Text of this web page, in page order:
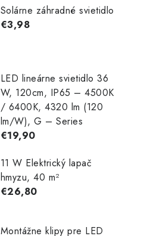
Solárne záhradné svietidlo
€3,98
LED lineárne svietidlo 36
W, 120cm, IP65 – 4500K
/ 6400K, 4320 lm (120
lm/W), G – Series
€19,90
11 W Elektrický lapač
hmyzu, 40 m²
€26,80
Montážne klipy pre LED